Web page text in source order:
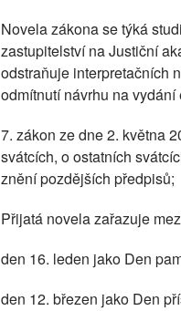
Novela zákona se týká
zastupitelství na Justiční
odstraňuje interpretačních
odmítnutí návrhu na
7. zákon ze dne 2. května
svátcích, o ostatních
znění pozdějších předpisů;
Přijatá novela zařazuje
den 16. leden jako Den
den 12. březen jako Den